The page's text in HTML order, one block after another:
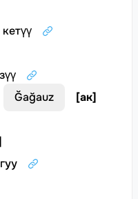
Ğağauz [ак]